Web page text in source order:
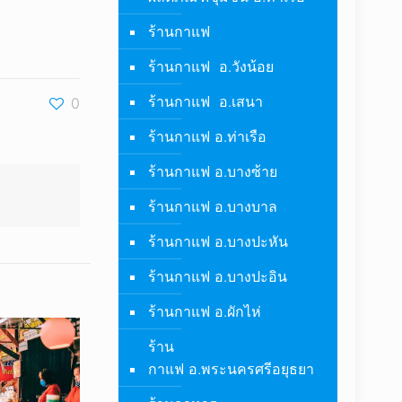
0
ร้านกาแฟ
ร้านกาแฟ อ.วังน้อย
ร้านกาแฟ อ.เสนา
ร้านกาแฟ อ.ท่าเรือ
ร้านกาแฟ อ.บางซ้าย
ร้านกาแฟ อ.บางบาล
ร้านกาแฟ อ.บางปะหัน
ร้านกาแฟ อ.บางปะอิน
ร้านกาแฟ อ.ผักไห่
ร้าน
กาแฟ อ.พระนครศรีอยุธยา